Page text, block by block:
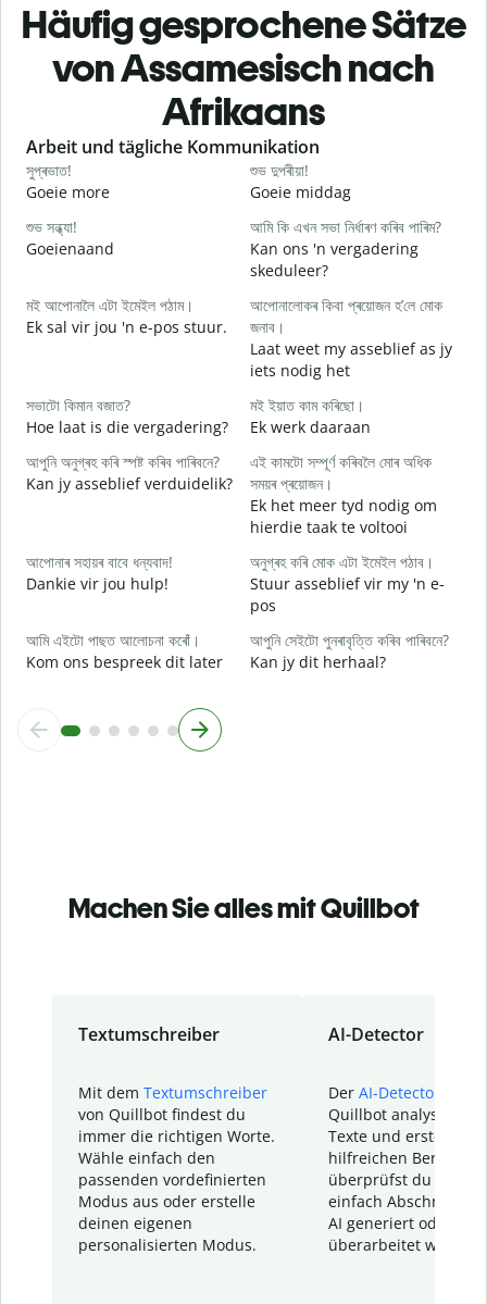
Häufig gesprochene Sätze
von Assamesisch nach
Afrikaans
Slide 1 of 6
Arbeit und tägliche Kommunikation
সুপ্ৰভাত!
Goeie more
শুভ দুপৰীয়া!
Goeie middag
শুভ সন্ধ্যা!
Goeienaand
আমি কি এখন সভা নিৰ্ধাৰণ কৰিব পাৰিম?
Kan ons 'n vergadering
skeduleer?
মই আপোনালৈ এটা ইমেইল পঠাম।
Ek sal vir jou 'n e-pos stuur.
আপোনালোকৰ কিবা প্ৰয়োজন হ’লে মোক
জনাব।
Laat weet my asseblief as jy
iets nodig het
সভাটো কিমান বজাত?
Hoe laat is die vergadering?
মই ইয়াত কাম কৰিছো।
Ek werk daaraan
আপুনি অনুগ্ৰহ কৰি স্পষ্ট কৰিব পাৰিবনে?
Kan jy asseblief verduidelik?
এই কামটো সম্পূৰ্ণ কৰিবলৈ মোৰ অধিক
সময়ৰ প্ৰয়োজন।
Ek het meer tyd nodig om
hierdie taak te voltooi
আপোনাৰ সহায়ৰ বাবে ধন্যবাদ!
Dankie vir jou hulp!
অনুগ্ৰহ কৰি মোক এটা ইমেইল পঠাব।
Stuur asseblief vir my 'n e-
pos
আমি এইটো পাছত আলোচনা কৰোঁ।
Kom ons bespreek dit later
আপুনি সেইটো পুনৰাবৃত্তি কৰিব পাৰিবনে?
Kan jy dit herhaal?
Machen Sie alles mit Quillbot
Textumschreiber
Mit dem Textumschreiber
von Quillbot findest du
immer die richtigen Worte.
Wähle einfach den
passenden vordefinierten
Modus aus oder erstelle
deinen eigenen
personalisierten Modus.
AI-Detector
Der AI-Detector
Quillbot analysiert
Texte und erstellt
hilfreichen Bericht.
überprüfst du
einfach Abschnitte,
AI generiert oder
überarbeitet wurden.